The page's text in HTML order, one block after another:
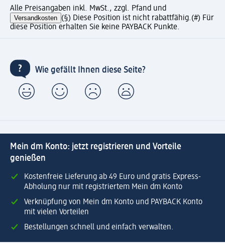
Alle Preisangaben inkl. MwSt., zzgl. Pfand und
Versandkosten (§) Diese Position ist nicht rabattfähig.(#) Für
diese Position erhalten Sie keine PAYBACK Punkte.
Wie gefällt Ihnen diese Seite?
Mein dm Konto: jetzt registrieren und Vorteile
genießen
Kostenfreie Lieferung ab 49 Euro und gratis Express-
Abholung nur mit registriertem Mein dm Konto
Verknüpfung von Mein dm Konto und PAYBACK Konto
mit vielen Vorteilen
Bestellungen schnell und einfach verwalten.